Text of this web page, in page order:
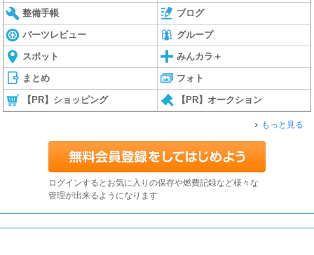
整備手帳 ブログ
パーツレビュー グループ
スポット みんカラ＋
まとめ フォト
【PR】ショッピング 【PR】オークション
もっと見る
ログインするとお気に入りの保存や燃費記録など様々な
管理が出来るようになります